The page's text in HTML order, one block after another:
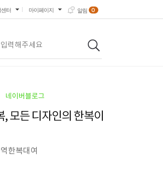
센터 마이페이지 알림 0
네이버블로그
모든 디자인의 한복이
한복대여